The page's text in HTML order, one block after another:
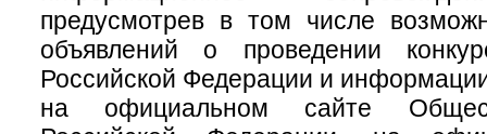
предусмотрев в том числе
объявлений о проведении
Российской Федерации и
на официальном сайте